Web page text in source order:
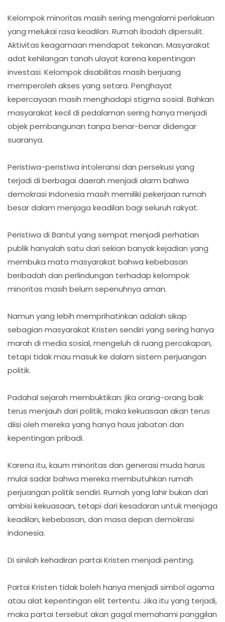
Kelompok minoritas masih sering mengalami perlakuan
yang melukai rasa keadilan. Rumah ibadah dipersulit.
Aktivitas keagamaan mendapat tekanan. Masyarakat
adat kehilangan tanah ulayat karena kepentingan
investasi. Kelompok disabilitas masih berjuang
memperoleh akses yang setara. Penghayat
kepercayaan masih menghadapi stigma sosial. Bahkan
masyarakat kecil di pedalaman sering hanya menjadi
objek pembangunan tanpa benar-benar didengar
suaranya.
Peristiwa-peristiwa intoleransi dan persekusi yang
terjadi di berbagai daerah menjadi alarm bahwa
demokrasi Indonesia masih memiliki pekerjaan rumah
besar dalam menjaga keadilan bagi seluruh rakyat.
Peristiwa di Bantul yang sempat menjadi perhatian
publik hanyalah satu dari sekian banyak kejadian yang
membuka mata masyarakat bahwa kebebasan
beribadah dan perlindungan terhadap kelompok
minoritas masih belum sepenuhnya aman.
Namun yang lebih memprihatinkan adalah sikap
sebagian masyarakat Kristen sendiri yang sering hanya
marah di media sosial, mengeluh di ruang percakapan,
tetapi tidak mau masuk ke dalam sistem perjuangan
politik.
Padahal sejarah membuktikan: jika orang-orang baik
terus menjauh dari politik, maka kekuasaan akan terus
diisi oleh mereka yang hanya haus jabatan dan
kepentingan pribadi.
Karena itu, kaum minoritas dan generasi muda harus
mulai sadar bahwa mereka membutuhkan rumah
perjuangan politik sendiri. Rumah yang lahir bukan dari
ambisi kekuasaan, tetapi dari kesadaran untuk menjaga
keadilan, kebebasan, dan masa depan demokrasi
Indonesia.
Di sinilah kehadiran partai Kristen menjadi penting.
Partai Kristen tidak boleh hanya menjadi simbol agama
atau alat kepentingan elit tertentu. Jika itu yang terjadi,
maka partai tersebut akan gagal memahami panggilan